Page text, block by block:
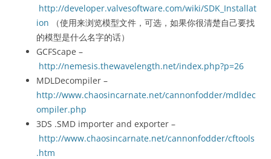
http://developer.valvesoftware.com/wiki/SDK_Installat
ion （使用来浏览模型文件，可选，如果你很清楚自己要找
的模型是什么名字的话）
GCFScape –
http://nemesis.thewavelength.net/index.php?p=26
MDLDecompiler –
http://www.chaosincarnate.net/cannonfodder/mdldec
ompiler.php
3DS .SMD importer and exporter –
http://www.chaosincarnate.net/cannonfodder/cftools
.htm